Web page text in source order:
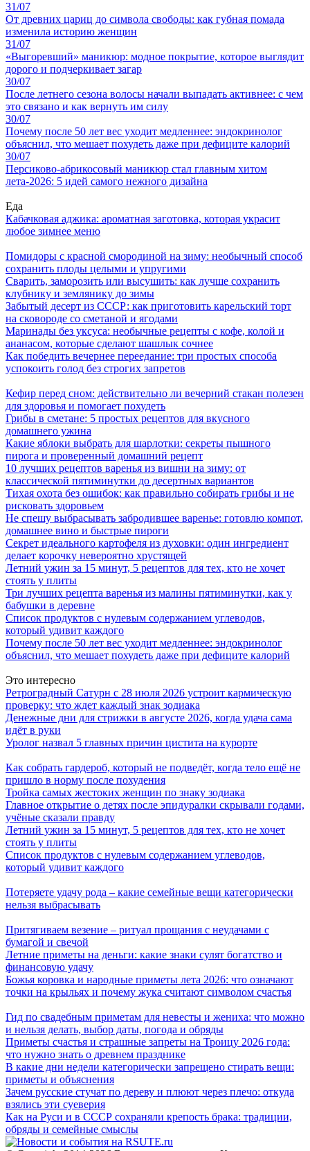
31/07
От древних цариц до символа свободы: как губная помада
изменила историю женщин
31/07
«Выгоревший» маникюр: модное покрытие, которое выглядит
дорого и подчеркивает загар
30/07
После летнего сезона волосы начали выпадать активнее: с чем
это связано и как вернуть им силу
30/07
Почему после 50 лет вес уходит медленнее: эндокринолог
объяснил, что мешает похудеть даже при дефиците калорий
30/07
Персиково-абрикосовый маникюр стал главным хитом
лета-2026: 5 идей самого нежного дизайна
Еда
Кабачковая аджика: ароматная заготовка, которая украсит
любое зимнее меню
Помидоры с красной смородиной на зиму: необычный способ
сохранить плоды целыми и упругими
Сварить, заморозить или высушить: как лучше сохранить
клубнику и землянику до зимы
Забытый десерт из СССР: как приготовить карельский торт
на сковороде со сметаной и ягодами
Маринады без уксуса: необычные рецепты с кофе, колой и
ананасом, которые сделают шашлык сочнее
Как победить вечернее переедание: три простых способа
успокоить голод без строгих запретов
Кефир перед сном: действительно ли вечерний стакан полезен
для здоровья и помогает похудеть
Грибы в сметане: 5 простых рецептов для вкусного
домашнего ужина
Какие яблоки выбрать для шарлотки: секреты пышного
пирога и проверенный домашний рецепт
10 лучших рецептов варенья из вишни на зиму: от
классической пятиминутки до десертных вариантов
Тихая охота без ошибок: как правильно собирать грибы и не
рисковать здоровьем
Не спешу выбрасывать забродившее варенье: готовлю компот,
домашнее вино и быстрые пироги
Секрет идеального картофеля из духовки: один ингредиент
делает корочку невероятно хрустящей
Летний ужин за 15 минут, 5 рецептов для тех, кто не хочет
стоять у плиты
Три лучших рецепта варенья из малины пятиминутки, как у
бабушки в деревне
Список продуктов с нулевым содержанием углеводов,
который удивит каждого
Почему после 50 лет вес уходит медленнее: эндокринолог
объяснил, что мешает похудеть даже при дефиците калорий
Это интересно
Ретроградный Сатурн с 28 июля 2026 устроит кармическую
проверку: что ждет каждый знак зодиака
Денежные дни для стрижки в августе 2026, когда удача сама
идёт в руки
Уролог назвал 5 главных причин цистита на курорте
Как собрать гардероб, который не подведёт, когда тело ещё не
пришло в норму после похудения
Тройка самых жестоких женщин по знаку зодиака
Главное открытие о детях после эпидуралки скрывали годами,
учёные сказали правду
Летний ужин за 15 минут, 5 рецептов для тех, кто не хочет
стоять у плиты
Список продуктов с нулевым содержанием углеводов,
который удивит каждого
Потеряете удачу рода – какие семейные вещи категорически
нельзя выбрасывать
Притягиваем везение – ритуал прощания с неудачами с
бумагой и свечой
Летние приметы на деньги: какие знаки сулят богатство и
финансовую удачу
Божья коровка и народные приметы лета 2026: что означают
точки на крыльях и почему жука считают символом счастья
Гид по свадебным приметам для невесты и жениха: что можно
и нельзя делать, выбор даты, погода и обряды
Приметы счастья и страшные запреты на Троицу 2026 года:
что нужно знать о древнем празднике
В какие дни недели категорически запрещено стирать вещи:
приметы и объяснения
Зачем русские стучат по дереву и плюют через плечо: откуда
взялись эти суеверия
Как на Руси и в СССР сохраняли крепость брака: традиции,
обряды и семейные смыслы